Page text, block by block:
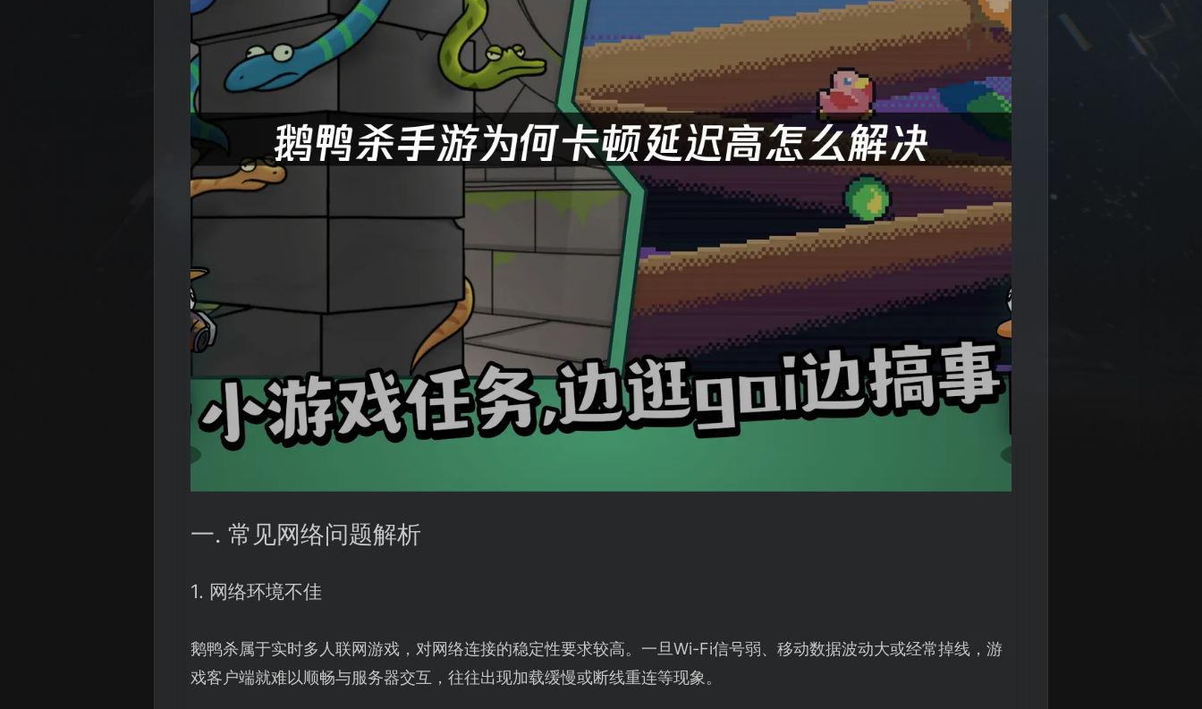
一. 常见网络问题解析
1. 网络环境不佳
鹅鸭杀属于实时多人联网游戏，对网络连接的稳定性要求较高。一旦Wi-Fi信号弱、移动数据波动大或经常掉线，游
戏客户端就难以顺畅与服务器交互，往往出现加载缓慢或断线重连等现象。